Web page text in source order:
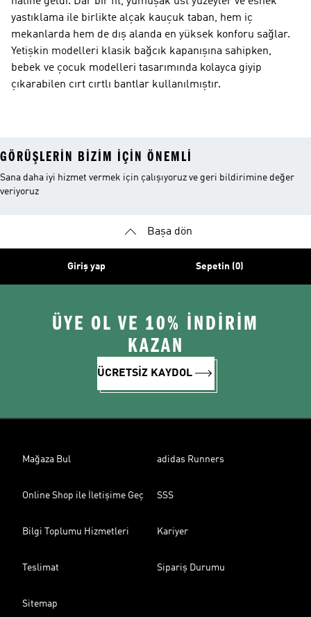
yastıklama ile birlikte alçak kauçuk taban, hem iç
mekanlarda hem de dış alanda en yüksek konforu sağlar.
Yetişkin modelleri klasik bağcık kapanışına sahipken,
bebek ve çocuk modelleri tasarımında kolayca giyip
çıkarabilen cırt cırtlı bantlar kullanılmıştır.
GÖRÜŞLERIN BIZIM IÇIN ÖNEMLI
Sana daha iyi hizmet vermek için çalışıyoruz ve geri bildirimine değer
veriyoruz
Başa dön
Giriş yap Sepetin (0)
ÜYE OL VE 10% İNDİRİM
KAZAN
ÜCRETSİZ KAYDOL
Mağaza Bul adidas Runners
Online Shop ile İletişime Geç SSS
Bilgi Toplumu Hizmetleri Kariyer
Teslimat Sipariş Durumu
Sitemap